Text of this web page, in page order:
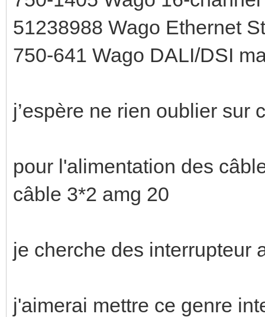
51238988 Wago Ethernet
750-641 Wago DALI/DSI
j’espère ne rien oublier sur
pour l'alimentation des
câble 3*2 amg 20
je cherche des interrupteur
j'aimerai mettre ce genre